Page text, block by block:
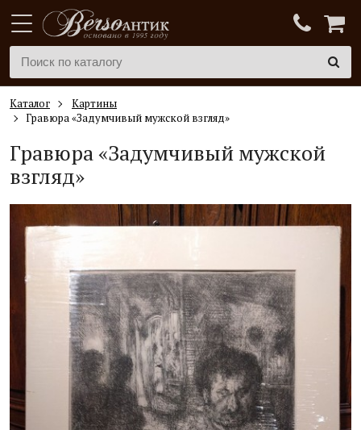
Каталог
Картины
Гравюра «Задумчивый мужской взгляд»
Гравюра «Задумчивый мужской
взгляд»